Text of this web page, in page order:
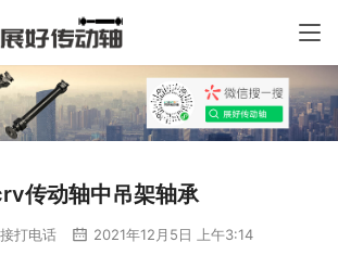
传动轴中吊架轴承
打电话 2021年12月5日 上午3:14